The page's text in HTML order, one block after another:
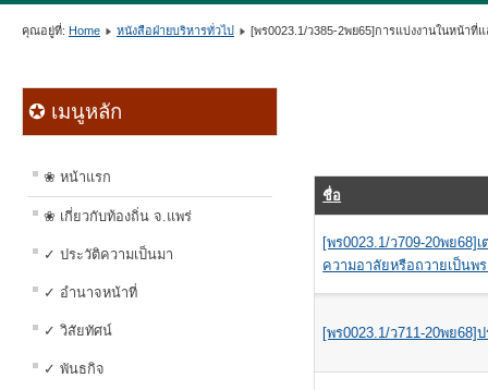
คุณอยู่ที่: Home หนังสือฝ่ายบริหารทั่วไป [พร0023.1/ว385-2พย65]การแบ่งงานในหน้า
✪ เมนูหลัก
❀ หน้าแรก
❀ เกี่ยวกับท้องถิ่น จ.แพร่
✓ ประวัติความเป็นมา
✓ อำนาจหน้าที่
✓ วิสัยทัศน์
✓ พันธกิจ
ชื่อ
[พร0023.1/ว709-20พย
ความอาลัยหรือถวายเป็นพ
[พร0023.1/ว711-20พย